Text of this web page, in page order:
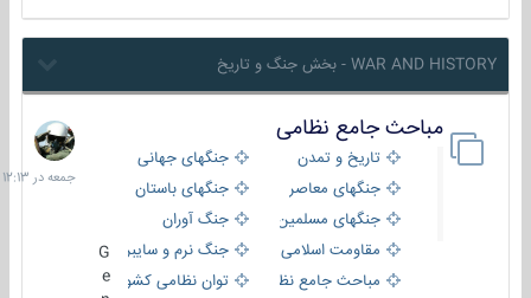
WAR AND HISTORY - بخش جنگ و تاریخ
مباحث جامع نظامی
تاریخ و تمدن
جنگهای جهانی
جنگهای معاصر
جنگهای باستان
جنگهای مسلمین
جنگ آوران
مقاومت اسلامی
جنگ نرم و سایبری
مباحث جامع نظامی
توان نظامی کشورها
جمعه
در
12:13